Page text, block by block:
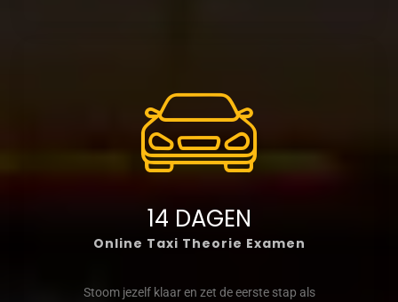
14 DAGEN
Online Taxi Theorie Examen
Stoom jezelf klaar en zet de eerste stap als